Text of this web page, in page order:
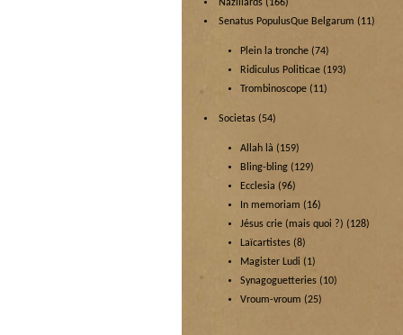
Nazillards (166)
Senatus PopulusQue Belgarum (11)
Plein la tronche (74)
Ridiculus Politicae (193)
Trombinoscope (11)
Societas (54)
Allah là (159)
Bling-bling (129)
Ecclesia (96)
In memoriam (16)
Jésus crie (mais quoi ?) (128)
Laïcartistes (8)
Magister Ludi (1)
Synagoguetteries (10)
Vroum-vroum (25)